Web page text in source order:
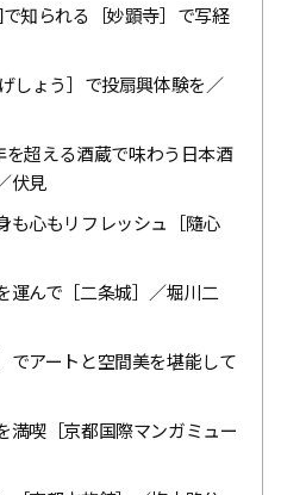
知られる［妙顕寺］で写経
しょう］で投扇興体験を／
を超える酒蔵で味わう日本酒
伏見
も心もリフレッシュ［隨心
運んで［二条城］／堀川二
でアートと空間美を堪能して
満喫［京都国際マンガミュー